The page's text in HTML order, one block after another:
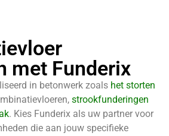
met Funderix
in betonwerk zoals het storten
strookfunderingen
. Kies Funderix als uw partner voor
die aan jouw specifieke